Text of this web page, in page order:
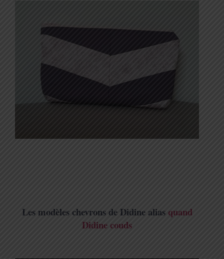
Les modèles chevrons de Didine aliasquand
Didine couds